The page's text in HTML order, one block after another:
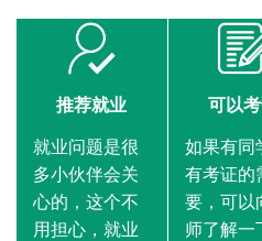
推荐就业
就业问题是很
多小伙伴会关
心的，这个不
用担心，就业
可以
如果有同
有考证的
要，可以
师了解一